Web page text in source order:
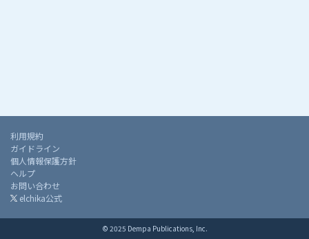
利用規約
ガイドライン
個人情報保護方針
ヘルプ
お問い合わせ
elchika公式
© 2025 Dempa Publications, Inc.